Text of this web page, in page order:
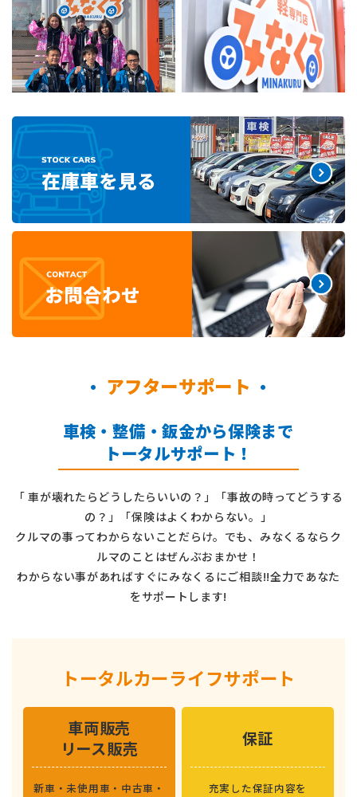
アフターサポート
車検・整備・鈑金から保険まで
トータルサポート！
「 車が壊れたらどうしたらいいの？」「事故の時ってどうする
の？」「保険はよくわからない。」
クルマの事ってわからないことだらけ。でも、みなくるならク
ルマのことはぜんぶおまかせ！
わからない事があればすぐにみなくるにご相談!!全力であなた
をサポートします!
トータルカーライフサポート
車両販売
リース販売
新車・未使用車・中古車・
保証
充実した保証内容を